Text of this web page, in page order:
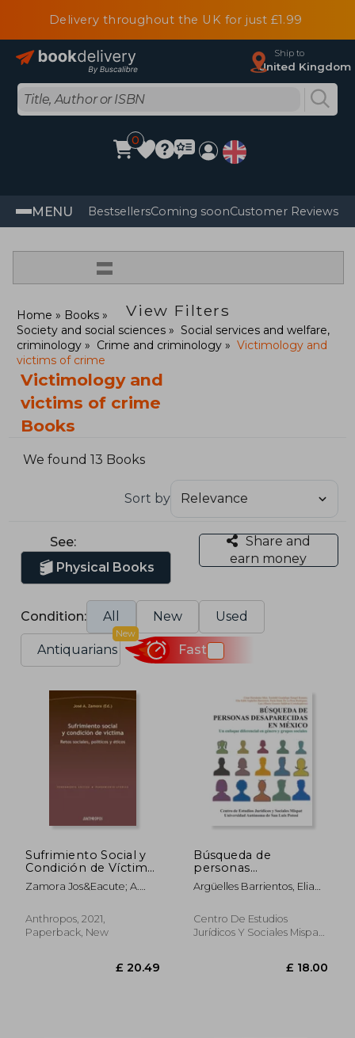
Delivery throughout the UK for just £1.99
Ship to
United Kingdom
0
MENU BestsellersComing soonCustomer Reviews
=
View Filters
Home
Books
Society and social sciences
Social services and welfare,
criminology
Crime and criminology
Victimology and
victims of crime
Victimology and
victims of crime
Books
We found 13 Books
Sort by
See:
Physical Books
Share and
earn money
Condition: All New Used
Antiquarians
New
Fast
Sufrimiento Social y
Condición de Víctima:
Retos Sociales,
Políticos y Éticos
Pensamiento
Utópico) (in Spanish)
Zamora Jos&Eacute; A.
Anthropos, 2021,
Paperback, New
Búsqueda de
personas
desaparecidas en
México (in Spanish)
Argüelles Barrientos, Elia
Xóchitl Guadalupe;
Hernández Mier, César
Centro De Estudios
Jurídicos Y Sociales Mispat,